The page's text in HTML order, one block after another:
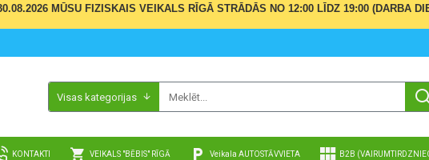
MŪSU FIZISKAIS VEIKALS RĪGĀ STRĀDĀS NO 12:00 LĪDZ 19:00 (DARBA
Visas kategorijas
KONTAKTI VEIKALS "BĒBIS" RĪGĀ Veikala AUTOSTĀVVIETA B2B